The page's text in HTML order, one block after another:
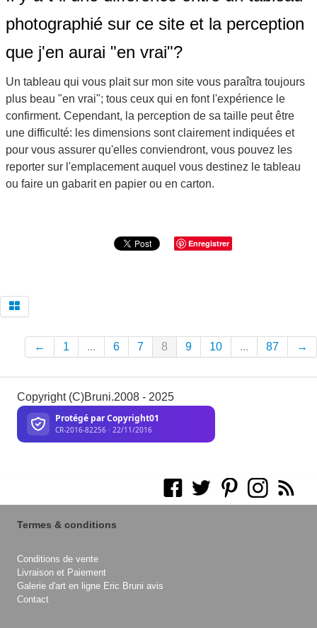
photographié sur ce site et la perception
que j'en aurai "en vrai"?
Un tableau qui vous plait sur mon site vous paraîtra toujours
plus beau "en vrai"; tous ceux qui en font l'expérience le
confirment. Cependant, la perception de sa taille peut être
une difficulté: les dimensions sont clairement indiquées et
pour vous assurer qu'elles conviendront, vous pouvez les
reporter sur l'emplacement auquel vous destinez le tableau
ou faire un gabarit en papier ou en carton.
Enregistrer
← 1 ... 6 7 8 9 10 ... 87 →
Copyright (C)Bruni.2008 - 2025
Termes & conditions
Conditions de vente
Livraison et Paiement
Galerie d'art en ligne Eric Bruni avis
Contact